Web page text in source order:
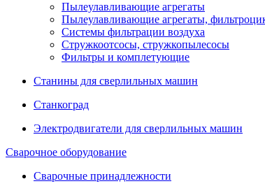
Пылеулавливающие агрегаты
Пылеулавливающие агрегаты,
Системы фильтрации воздуха
Стружкоотсосы, стружкопылесосы
Фильтры и комплетующие
Станины для сверлильных машин
Станкоград
Электродвигатели для сверлильных машин
Сварочное оборудование
Сварочные принадлежности